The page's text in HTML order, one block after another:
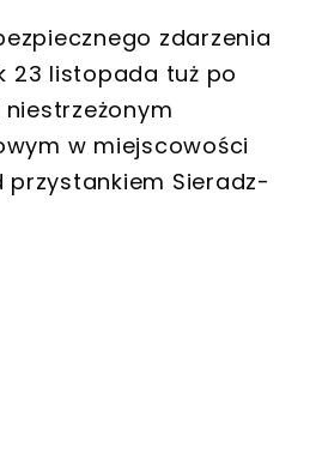
zdarzenia
23 listopada tuż po
niestrzeżonym
w miejscowości
Sieradz-